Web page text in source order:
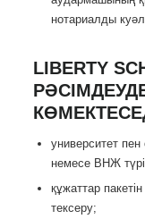
нотариалды
LIBERTY
университет
немесе ВНЖ
құжаттар
тексеру;